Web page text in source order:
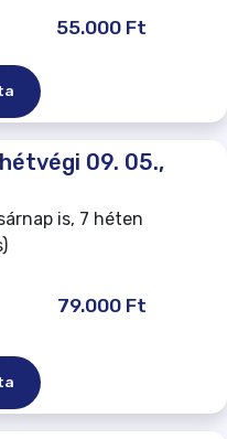
55.000 Ft
09. 05.,
is, 7 héten
79.000 Ft